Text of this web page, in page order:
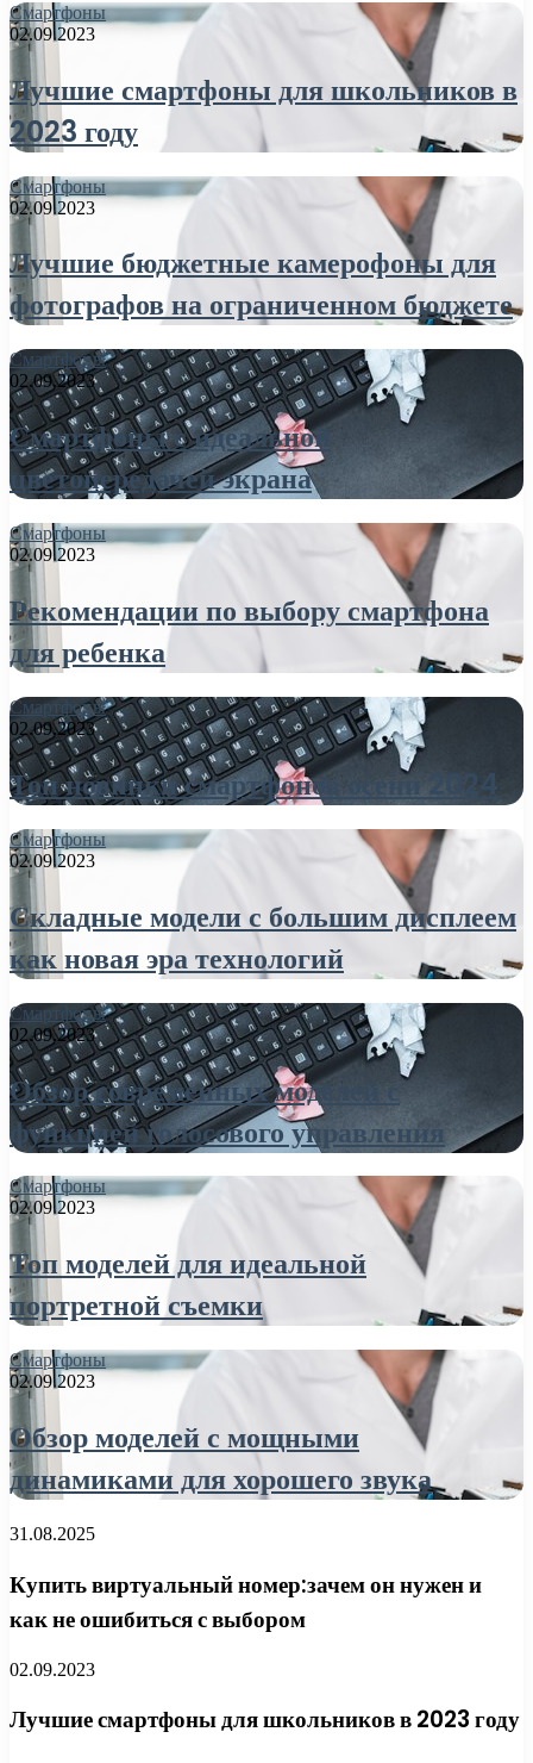
Смартфоны
02.09.2023
Лучшие смартфоны для школьников в
2023 году
Смартфоны
02.09.2023
Лучшие бюджетные камерофоны для
фотографов на ограниченном бюджете
Смартфоны
02.09.2023
Смартфоны с идеальной
цветопередачей экрана
Смартфоны
02.09.2023
Рекомендации по выбору смартфона
для ребенка
Смартфоны
02.09.2023
Топ новинки смартфонов осени 2024
Смартфоны
02.09.2023
Складные модели с большим дисплеем
как новая эра технологий
Смартфоны
02.09.2023
Обзор современных моделей с
функцией голосового управления
Смартфоны
02.09.2023
Топ моделей для идеальной
портретной съемки
Смартфоны
02.09.2023
Обзор моделей с мощными
динамиками для хорошего звука
31.08.2025
Купить виртуальный номер:зачем он нужен и
как не ошибиться с выбором
02.09.2023
Лучшие смартфоны для школьников в 2023 году